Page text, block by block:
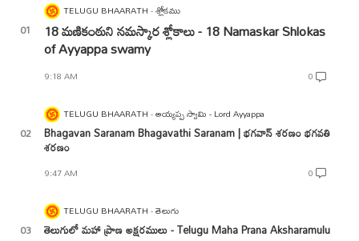
TELUGU BHAARATH శ్లోకము
18 మణికంఠుని నమస్కార శ్లోకాలు - 18 Namaskar Shlokas
of Ayyappa swamy
9:18 AM 0
TELUGU BHAARATH అయ్యప్ప స్వామి - Lord Ayyappa
Bhagavan Saranam Bhagavathi Saranam | భగవాన్ శరణం భగవతి
శరణం
9:47 AM 0
TELUGU BHAARATH తెలుగు
తెలుగులో మహా ప్రాణ అక్షరములు - Telugu Maha Prana Aksharamulu